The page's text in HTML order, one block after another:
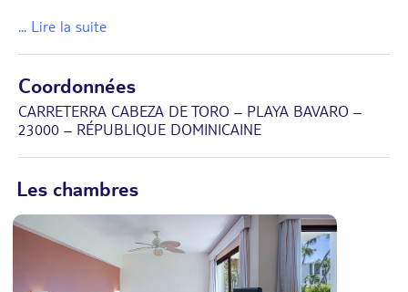
... Lire la suite
Coordonnées
CARRETERRA CABEZA DE TORO – PLAYA BAVARO –
23000 – RÉPUBLIQUE DOMINICAINE
Les chambres